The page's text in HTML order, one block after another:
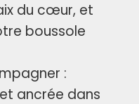
du cœur, et
boussole
:
ancrée dans